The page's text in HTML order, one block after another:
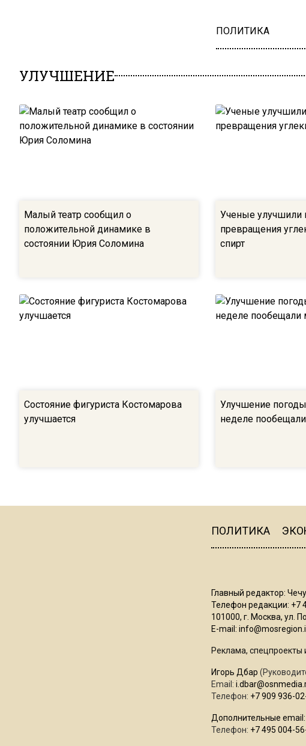
ПОЛИТИКА
УЛУЧШЕНИЕ
Малый театр сообщил о
положительной динамике в
состоянии Юрия Соломина
Ученые улучшили
превращения
спирт
Состояние фигуриста Костомарова
улучшается
Улучшение
неделе
ПОЛИТИКА
Главный редактор:
Телефон редакции: +7
101000, г. Москва, ул.
E-mail:
Реклама, спецпроекты
Игорь Дбар
Email:
Телефон: +7 909 936-
Дополнительные email:
Телефон: +7 495 004-